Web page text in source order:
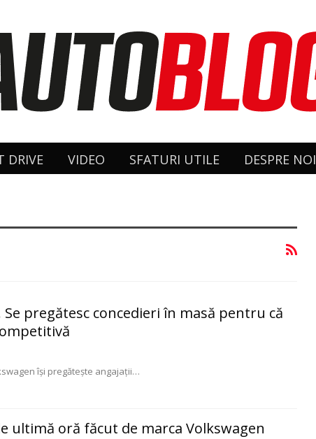
DRIVE VIDEO SFATURI UTILE DESPRE NOI
Se pregătesc concedieri în masă pentru că
îşi pregăteşte angajaţii…
ultimă oră făcut de marca Volkswagen